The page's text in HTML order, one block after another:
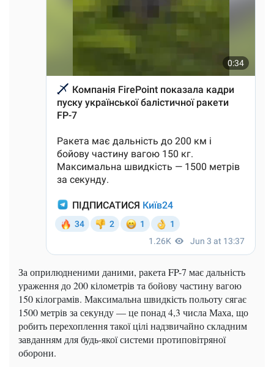
За оприлюдненими даними, ракета FP-7 має дальність
ураження до 200 кілометрів та бойову частину вагою
150 кілограмів. Максимальна швидкість польоту сягає
1500 метрів за секунду — це понад 4,3 числа Маха, що
робить перехоплення такої цілі надзвичайно складним
завданням для будь-якої системи протиповітряної
оборони.